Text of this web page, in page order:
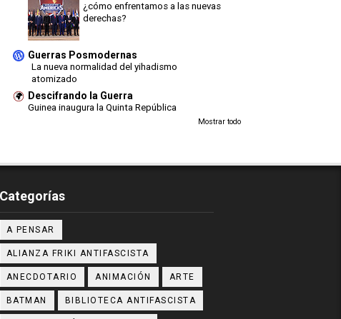
¿cómo enfrentamos a las nuevas
derechas?
Guerras Posmodernas
La nueva normalidad del yihadismo
atomizado
Descifrando la Guerra
Guinea inaugura la Quinta República
Mostrar todo
Categorías
A PENSAR
ALIANZA FRIKI ANTIFASCISTA
ANECDOTARIO ANIMACIÓN ARTE
BATMAN BIBLIOTECA ANTIFASCISTA